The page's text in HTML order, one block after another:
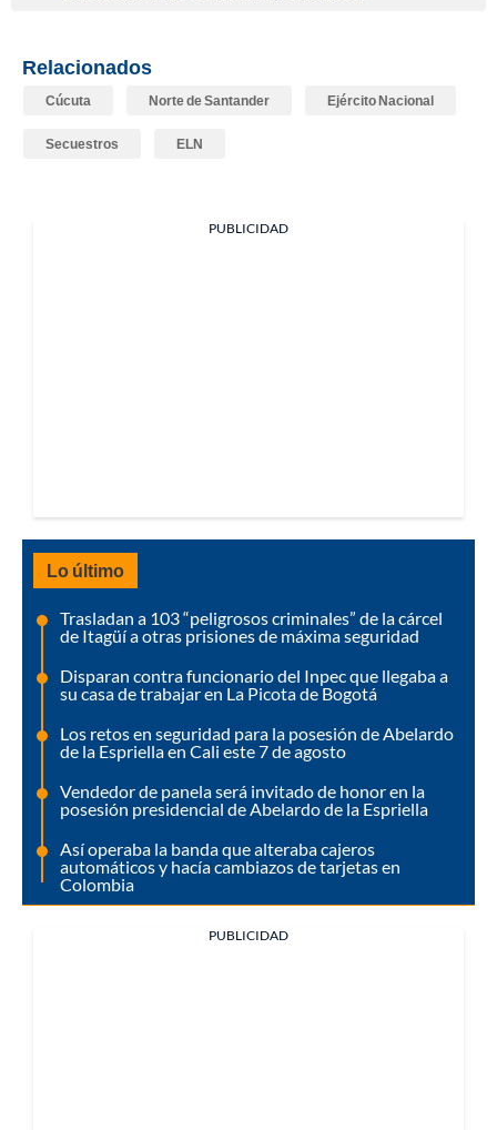
Relacionados
Cúcuta Norte de Santander Ejército Nacional
Secuestros ELN
PUBLICIDAD
Lo último
Trasladan a 103 “peligrosos criminales” de la cárcel
de Itagüí a otras prisiones de máxima seguridad
Disparan contra funcionario del Inpec que llegaba a
su casa de trabajar en La Picota de Bogotá
Los retos en seguridad para la posesión de Abelardo
de la Espriella en Cali este 7 de agosto
Vendedor de panela será invitado de honor en la
posesión presidencial de Abelardo de la Espriella
Así operaba la banda que alteraba cajeros
automáticos y hacía cambiazos de tarjetas en
Colombia
PUBLICIDAD